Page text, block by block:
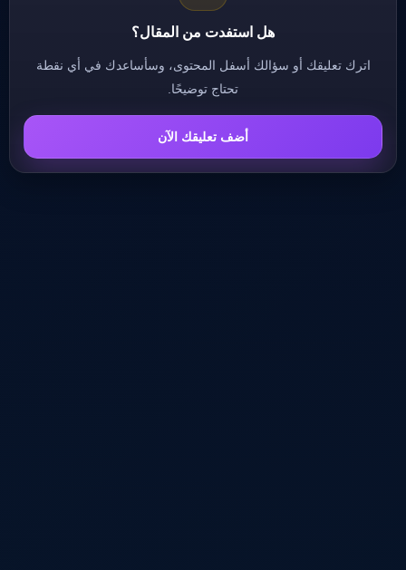
هل استفدت من المقال؟
اترك تعليقك أو سؤالك أسفل المحتوى، وسأساعدك في أي نقطة
تحتاج توضيحًا.
أضف تعليقك الآن